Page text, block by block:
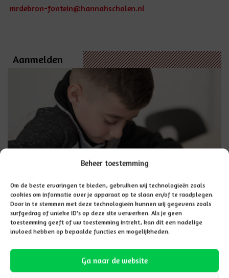
Beheer toestemming
Om de beste ervaringen te bieden, gebruiken wij technologieën zoals
cookies om informatie over je apparaat op te slaan en/of te raadplegen.
Door in te stemmen met deze technologieën kunnen wij gegevens zoals
surfgedrag of unieke ID's op deze site verwerken. Als je geen
toestemming geeft of uw toestemming intrekt, kan dit een nadelige
invloed hebben op bepaalde functies en mogelijkheden.
Ga naar de website
mrdebron-fontein@hannahscholen.nl
Aanmelden
U kunt uw kind
hier aanmelden
Hannah
onderdeel uit van